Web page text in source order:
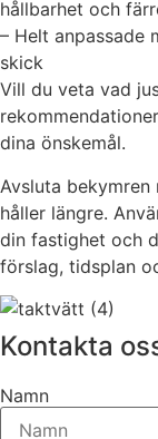
hållbarhet och
– Helt anpassade
skick
Vill du veta vad
dina önskemål.
Avsluta
håller längre.
din fastighet och
förslag, tidsplan
Kontakta
Namn